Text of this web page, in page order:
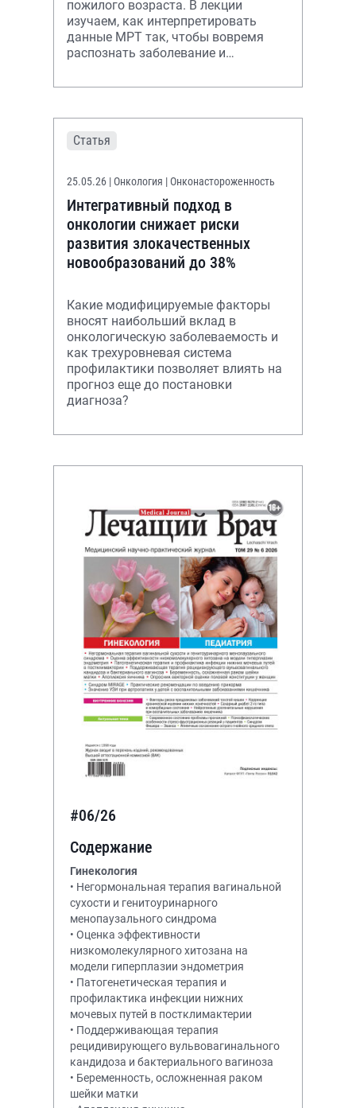
пожилого возраста. В лекции
изучаем, как интерпретировать
данные МРТ так, чтобы вовремя
распознать заболевание и
Статья
25.05.26 | Онкология | Онконастороженность
Интегративный подход в
онкологии снижает риски
развития злокачественных
новообразований до 38%
Какие модифицируемые факторы
вносят наибольший вклад в
онкологическую заболеваемость и
как трехуровневая система
профилактики позволяет влиять на
прогноз еще до постановки
диагноза?
#06/26
Содержание
Гинекология
• Негормональная терапия вагинальной
сухости и генитоуринарного
менопаузального синдрома
• Оценка эффективности
низкомолекулярного хитозана на
модели гиперплазии эндометрия
• Патогенетическая терапия и
профилактика инфекции нижних
мочевых путей в постклимактерии
• Поддерживающая терапия
рецидивирующего вульвовагинального
кандидоза и бактериального вагиноза
• Беременность, осложненная раком
шейки матки